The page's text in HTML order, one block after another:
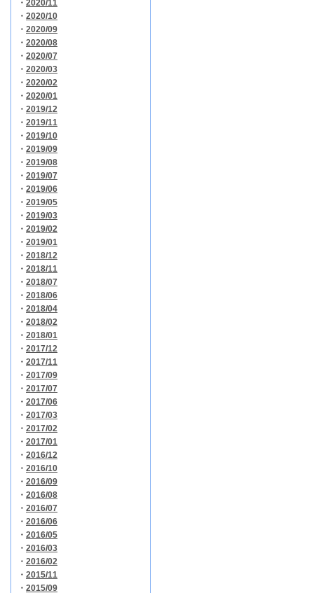
・ 2020/11
・ 2020/10
・ 2020/09
・ 2020/08
・ 2020/07
・ 2020/03
・ 2020/02
・ 2020/01
・ 2019/12
・ 2019/11
・ 2019/10
・ 2019/09
・ 2019/08
・ 2019/07
・ 2019/06
・ 2019/05
・ 2019/03
・ 2019/02
・ 2019/01
・ 2018/12
・ 2018/11
・ 2018/07
・ 2018/06
・ 2018/04
・ 2018/02
・ 2018/01
・ 2017/12
・ 2017/11
・ 2017/09
・ 2017/07
・ 2017/06
・ 2017/03
・ 2017/02
・ 2017/01
・ 2016/12
・ 2016/10
・ 2016/09
・ 2016/08
・ 2016/07
・ 2016/06
・ 2016/05
・ 2016/03
・ 2016/02
・ 2015/11
・ 2015/09